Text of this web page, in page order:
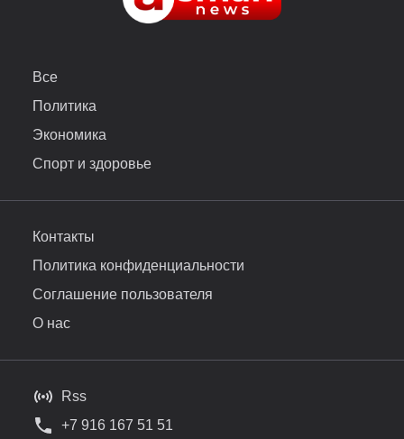
Все
Политика
Экономика
Спорт и здоровье
Контакты
Политика конфиденциальности
Соглашение пользователя
О нас
Rss
+7 916 167 51 51